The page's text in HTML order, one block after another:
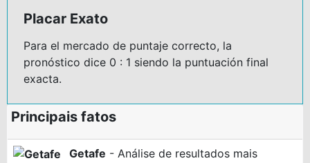
Placar Exato
Para el mercado de puntaje correcto, la
pronóstico dice 0 : 1 siendo la puntuación final
exacta.
Principais fatos
Getafe - Análise de resultados mais